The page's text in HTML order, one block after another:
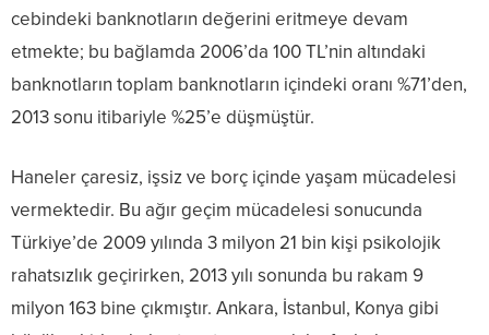
cebindeki banknotların değerini eritmeye devam
etmekte; bu bağlamda 2006’da 100 TL’nin altındaki
banknotların toplam banknotların içindeki oranı %71’den,
2013 sonu itibariyle %25’e düşmüştür.
Haneler çaresiz, işsiz ve borç içinde yaşam mücadelesi
vermektedir. Bu ağır geçim mücadelesi sonucunda
Türkiye’de 2009 yılında 3 milyon 21 bin kişi psikolojik
rahatsızlık geçirirken, 2013 yılı sonunda bu rakam 9
milyon 163 bine çıkmıştır. Ankara, İstanbul, Konya gibi